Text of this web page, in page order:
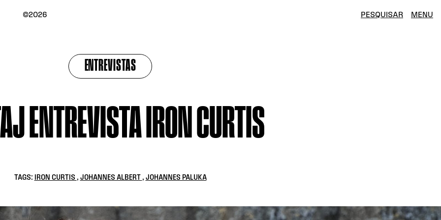
©2026 PESQUISAR MENU
ENTREVISTAS
ENTREVISTA IRON CURTIS
TAGS: IRON CURTIS , JOHANNES ALBERT , JOHANNES PALUKA